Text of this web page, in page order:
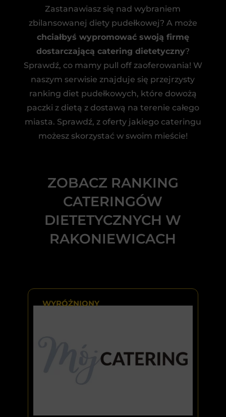
Zastanawiasz się nad wybraniem
zbilansowanej diety pudełkowej? A może
chciałbyś wypromować swoją firmę
dostarczającą catering dietetyczny?
Sprawdź, co mamy pull off zaoferowania! W
naszym serwisie znajduje się przejrzysty
ranking diet pudełkowych, które dowożą
paczki z dietą z dostawą na terenie całego
miasta. Sprawdź, z oferty jakiego cateringu
możesz skorzystać w swoim mieście!
ZOBACZ RANKING
CATERINGÓW
DIETETYCZNYCH W
RAKONIEWICACH
WYRÓŻNIONY